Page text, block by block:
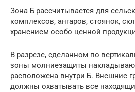
Зона Б рассчитывается для
комплексов, ангаров, стоянок,
хранением особо ценной
В разрезе, сделанном по
зоны молниезащиты
расположена внутри Б. Внешние
должны охватывать все